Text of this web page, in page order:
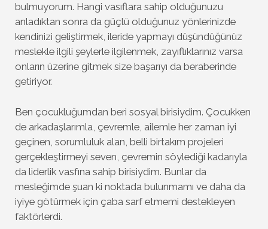
bulmuyorum. Hangi vasıflara sahip olduğunuzu
anladıktan sonra da güçlü olduğunuz yönlerinizde
kendinizi geliştirmek, ileride yapmayı düşündüğünüz
meslekle ilgili şeylerle ilgilenmek, zayıflıklarınız varsa
onların üzerine gitmek size başarıyı da beraberinde
getiriyor.
Ben çocukluğumdan beri sosyal birisiydim. Çocukken
de arkadaşlarımla, çevremle, ailemle her zaman iyi
geçinen, sorumluluk alan, belli birtakım projeleri
gerçekleştirmeyi seven, çevremin söylediği kadarıyla
da liderlik vasfına sahip birisiydim. Bunlar da
mesleğimde şuan ki noktada bulunmamı ve daha da
iyiye götürmek için çaba sarf etmemi destekleyen
faktörlerdi.